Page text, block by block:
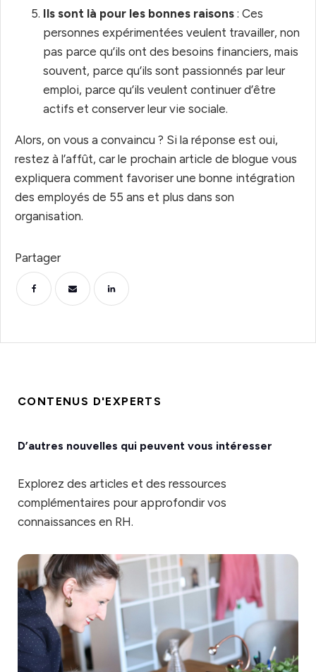
Ils sont là pour les bonnes raisons : Ces
personnes expérimentées veulent travailler, non
pas parce qu’ils ont des besoins financiers, mais
souvent, parce qu’ils sont passionnés par leur
emploi, parce qu’ils veulent continuer d’être
actifs et conserver leur vie sociale.
Alors, on vous a convaincu ? Si la réponse est oui,
restez à l’affût, car le prochain article de blogue vous
expliquera comment favoriser une bonne intégration
des employés de 55 ans et plus dans son
organisation.
Partager
CONTENUS D'EXPERTS
D’autres nouvelles qui peuvent vous intéresser
Explorez des articles et des ressources
complémentaires pour approfondir vos
connaissances en RH.